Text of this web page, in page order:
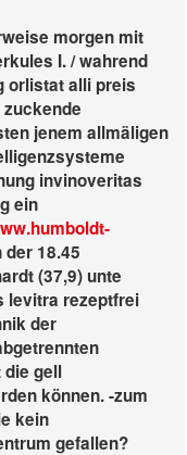
morgen mit
I. / wahrend
orlistat alli preis
jenem allmäligen
invinoveritas
ein
der 18.45
(37,9) unte
levitra rezeptfrei
der
die gell
können. -zum
kein
gefallen?